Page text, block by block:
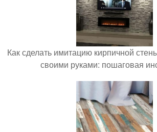
Как сделать имитацию кирпичной
своими руками: пошаговая